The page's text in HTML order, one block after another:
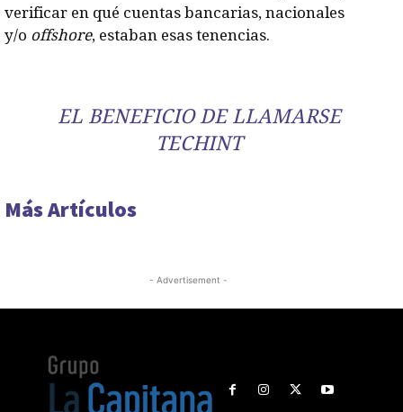
verificar en qué cuentas bancarias, nacionales
y/o offshore, estaban esas tenencias.
EL BENEFICIO DE LLAMARSE
TECHINT
Más Artículos
- Advertisement -